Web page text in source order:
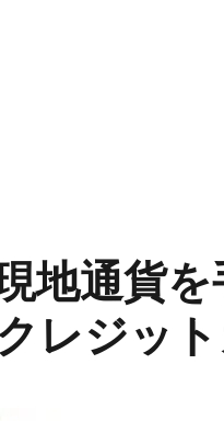
地通貨
レジッ